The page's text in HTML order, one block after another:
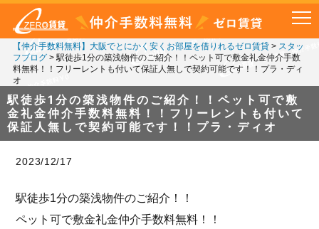
【仲介手数料無料】大阪でとにかく安くお部屋を借りれるゼロ賃貸> スタッ
フブログ> 駅徒歩1分の築浅物件のご紹介！！ペット可で敷金礼金仲介手数
料無料！！フリーレントも付いて保証人無しで契約可能です！！プラ・ディ
オ
駅徒歩1分の築浅物件のご紹介！！ペット可で敷
金礼金仲介手数料無料！！フリーレントも付いて
保証人無しで契約可能です！！プラ・ディオ
2023/12/17
駅徒歩1分の築浅物件のご紹介！！
ペット可で敷金礼金仲介手数料無料！！